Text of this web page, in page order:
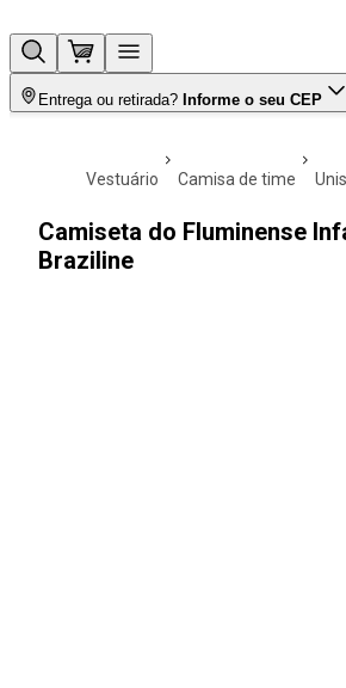
Entrega ou retirada? Informe o seu CEP
vestuário camisa de time
Camiseta do Fluminense
Braziline